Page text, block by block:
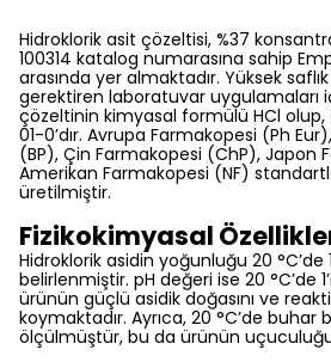
Hidroklorik asit çözeltisi, %37
100314 katalog numarasına sahip
arasında yer almaktadır. Yüksek
gerektiren laboratuvar uygulamaları
çözeltinin kimyasal formülü HCl olup,
01-0’dır. Avrupa Farmakopesi (Ph
(BP), Çin Farmakopesi (ChP), Japon
Amerikan Farmakopesi (NF)
üretilmiştir.
Fizikokimyasal
Hidroklorik asidin yoğunluğu 20 °C’de
belirlenmiştir. pH değeri ise 20 °C’de
ürünün güçlü asidik doğasını ve
koymaktadır. Ayrıca, 20 °C’de buhar
ölçülmüştür, bu da ürünün